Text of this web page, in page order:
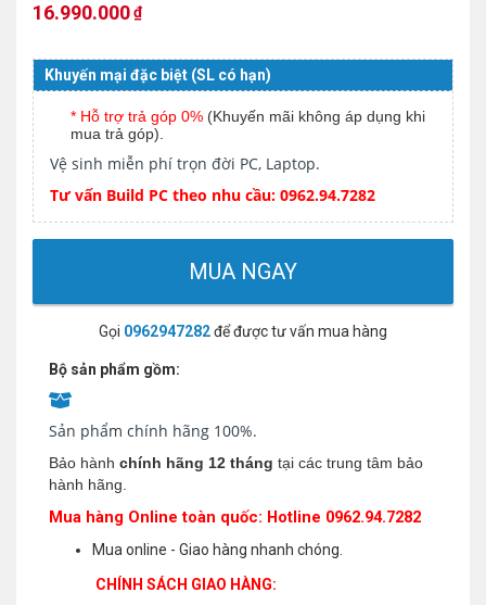
16.990.000₫
Khuyến mại đặc biệt (SL có hạn)
* Hỗ trợ trả góp 0% (Khuyến mãi không áp dụng khi
mua trả góp).
Vệ sinh miễn phí trọn đời PC, Laptop.
Tư vấn Build PC theo nhu cầu: 0962.94.7282
MUA NGAY
Gọi 0962947282để được tư vấn mua hàng
Bộ sản phẩm gồm:
Sản phẩm chính hãng 100%.
Bảo hành chính hãng 12 tháng tại các trung tâm bảo
hành hãng.
Mua hàng Online toàn quốc: Hotline 0962.94.7282
Mua online - Giao hàng nhanh chóng.
CHÍNH SÁCH GIAO HÀNG: